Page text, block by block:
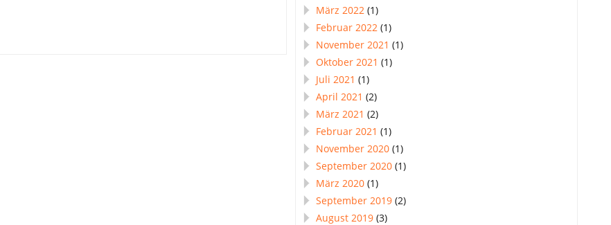
März 2022 (1)
Februar 2022 (1)
November 2021 (1)
Oktober 2021 (1)
Juli 2021 (1)
April 2021 (2)
März 2021 (2)
Februar 2021 (1)
November 2020 (1)
September 2020 (1)
März 2020 (1)
September 2019 (2)
August 2019 (3)